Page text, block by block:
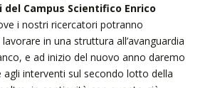
Campus Scientifico Enrico
i nostri ricercatori potranno
in una struttura all’avanguardia
e ad inizio del nuovo anno daremo
agli interventi sul secondo lotto della